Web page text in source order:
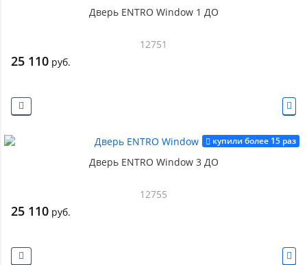
Дверь ENTRO Window 1 ДО
12751
25 110 руб.
купили более 15 раз
Дверь ENTRO Window 3 ДО
12755
25 110 руб.